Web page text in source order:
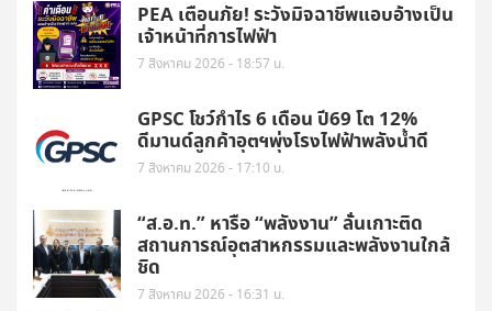
PEA เตือนภัย! ระวังมิจฉาชีพแอบอ้างเป็น
เจ้าหน้าที่การไฟฟ้า
7 สิงหาคม 2026 - 18:57 น.
GPSC โชว์กำไร 6 เดือน ปี69 โต 12%
ดีมานด์ลูกค้าอุตฯพุ่งโรงไฟฟ้าพลังน้ำดี
7 สิงหาคม 2026 - 17:10 น.
“ส.อ.ท.” หารือ “พลังงาน” ลั่นเกาะติด
สถานการณ์อุตสาหกรรมและพลังงานใกล้
ชิด
7 สิงหาคม 2026 - 16:31 น.